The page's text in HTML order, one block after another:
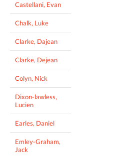
Castellani, Evan
Chalk, Luke
Clarke, Dajean
Clarke, Dejean
Colyn, Nick
Dixon-lawless,
Lucien
Earles, Daniel
Emley-Graham,
Jack